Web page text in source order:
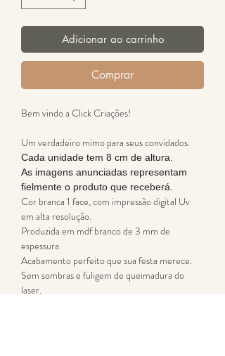
Adicionar ao carrinho
Comprar
Bem vindo a Click Criações!
Um verdadeiro mimo para seus convidados.
Cada unidade tem 8 cm de altura.
As imagens anunciadas representam
fielmente o produto que receberá.
Cor branca 1 face, com impressão digital Uv
em alta resolução.
Produzida em mdf branco de 3 mm de
espessura
Acabamento perfeito que sua festa merece.
Sem sombras e fuligem de queimadura do
laser.